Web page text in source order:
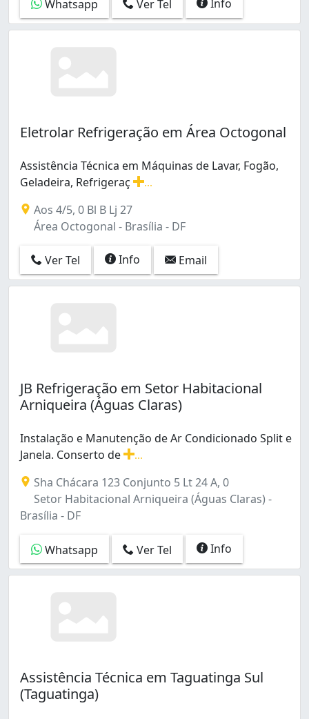
Whatsapp
Ver Tel Info
Eletrolar Refrigeração em Área Octogonal
Assistência Técnica em Máquinas de Lavar, Fogão,
Geladeira, Refrigeraç
Aos 4/5, 0 Bl B Lj 27
Área Octogonal - Brasília - DF
Ver Tel Info Email
JB Refrigeração em Setor Habitacional
Arniqueira (Águas Claras)
Instalação e Manutenção de Ar Condicionado Split e
Janela. Conserto de
Sha Chácara 123 Conjunto 5 Lt 24 A, 0
Setor Habitacional Arniqueira (Águas Claras) -
Brasília - DF
Whatsapp Ver Tel Info
Assistência Técnica em Taguatinga Sul
(Taguatinga)